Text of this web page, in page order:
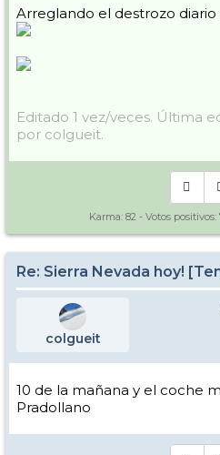
Arreglando el destrozo
Editado 1 vez/veces. Última
por colgueit.
Karma: 82 - Votos positivos:
Re: Sierra Nevada hoy!
colgueit
10 de la mañana y el coche
Pradollano